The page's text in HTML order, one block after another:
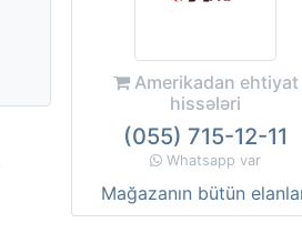
Amerikadan ehtiyat
hissələri
(055) 715-12-11
Whatsapp var
Mağazanın bütün